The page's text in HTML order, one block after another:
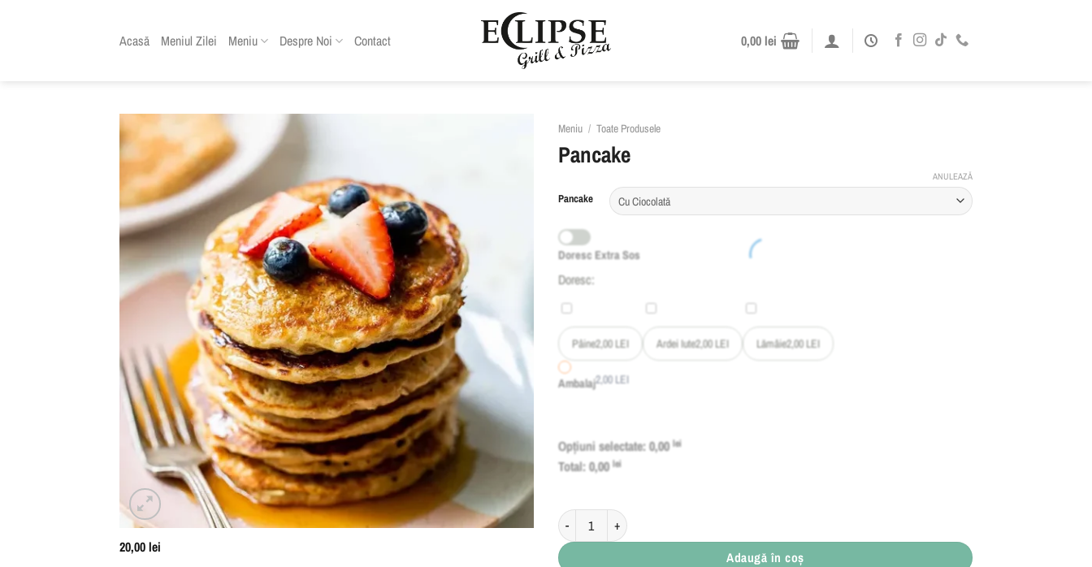
Acasă Meniul Zilei Meniu Despre Noi Contact 0,00 lei
20,00lei
Meniu / Toate Produsele
Pancake
Pancake
ANULEAZĂ
Doresc Extra Sos
Doresc:
Pâine2,00LEI Ardei Iute2,00LEI Lămâie2,00LEI
Ambalaj2,00LEI
Opțiuni selectate:0,00lei
Total:0,00lei
Cantitate Pancake
Adaugă în coș